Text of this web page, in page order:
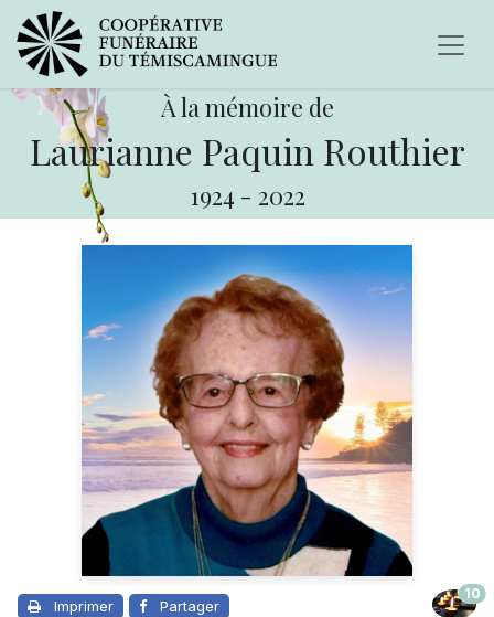
À la mémoire de
Laurianne Paquin Routhier
1924 - 2022
Imprimer Partager
10